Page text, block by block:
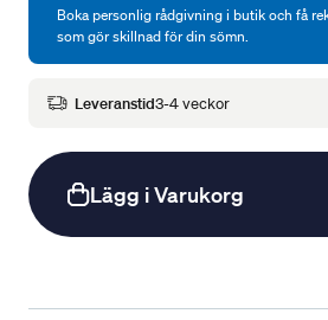
Boka personlig rådgivning i butik och få
som gör skillnad för din sömn.
Leveranstid3-4 veckor
Lägg i Varukorg